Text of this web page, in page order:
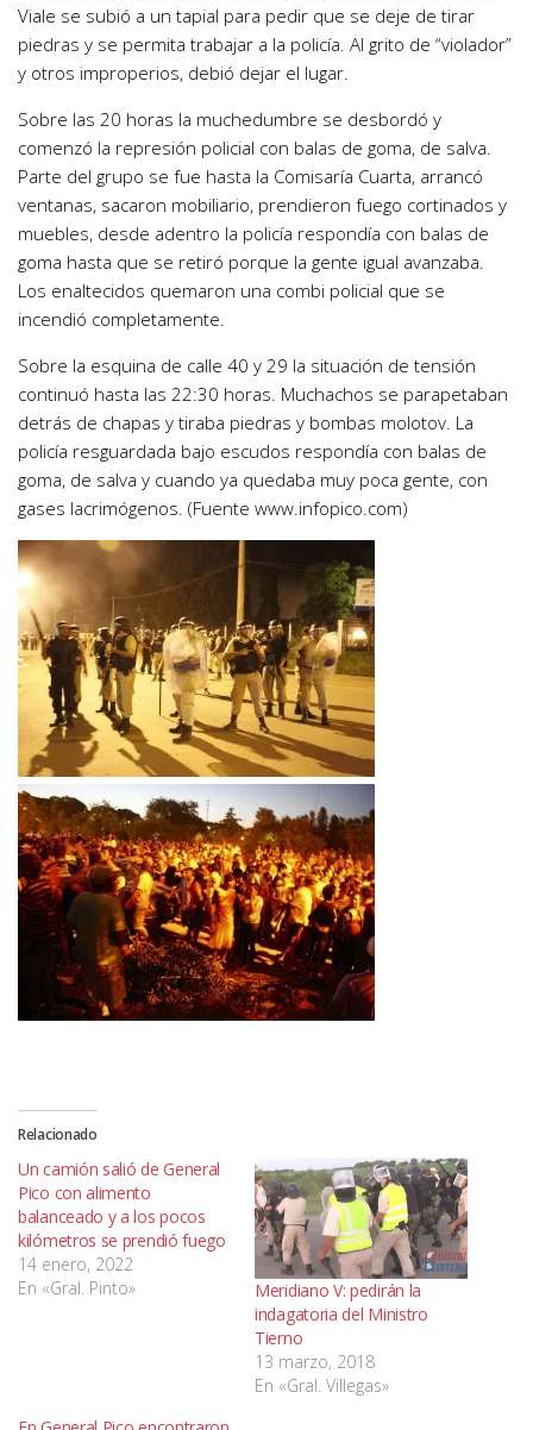
Viale se subió a un tapial para pedir que se deje de tirar
piedras y se permita trabajar a la policía. Al grito de “violador”
y otros improperios, debió dejar el lugar.
Sobre las 20 horas la muchedumbre se desbordó y
comenzó la represión policial con balas de goma, de salva.
Parte del grupo se fue hasta la Comisaría Cuarta, arrancó
ventanas, sacaron mobiliario, prendieron fuego cortinados y
muebles, desde adentro la policía respondía con balas de
goma hasta que se retiró porque la gente igual avanzaba.
Los enaltecidos quemaron una combi policial que se
incendió completamente.
Sobre la esquina de calle 40 y 29 la situación de tensión
continuó hasta las 22:30 horas. Muchachos se parapetaban
detrás de chapas y tiraba piedras y bombas molotov. La
policía resguardada bajo escudos respondía con balas de
goma, de salva y cuando ya quedaba muy poca gente, con
gases lacrimógenos. (Fuente www.infopico.com)
Relacionado
Un camión salió de General
Pico con alimento
balanceado y a los pocos
kilómetros se prendió fuego
14 enero, 2022
En «Gral. Pinto»
Meridiano V: pedirán la
indagatoria del Ministro
Tierno
13 marzo, 2018
En «Gral. Villegas»